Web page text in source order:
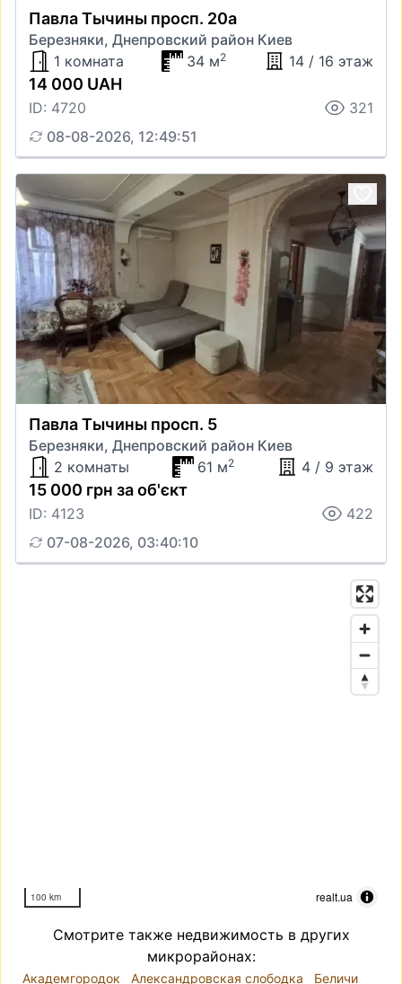
Павла Тычины просп. 20а
Березняки, Днепровский район Киев
1 комната
34 м2 14 / 16 этаж
14 000 UAH
ID: 4720
321
08-08-2026, 12:49:51
Павла Тычины просп. 5
Березняки, Днепровский район Киев
2 комнаты
61 м2 4 / 9 этаж
15 000 грн за об'єкт
ID: 4123
422
07-08-2026, 03:40:10
100 km realt.ua
Смотрите также недвижимость в других
микрорайонах:
Академгородок Александровская слободка Беличи